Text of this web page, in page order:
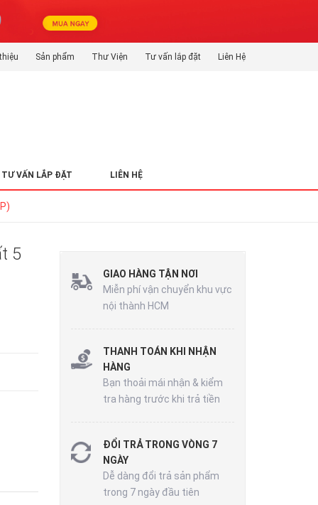
Sản phẩm Thư Viện Tư vấn lắp đặt Liên Hệ
TƯ VẤN LẮP ĐẶT LIÊN HỆ
5
GIAO HÀNG TẬN NƠI
Miễn phí vận chuyển khu vực
nội thành HCM
THANH TOÁN KHI NHẬN
HÀNG
Bạn thoải mái nhận & kiểm
tra hàng trước khi trả tiền
ĐỔI TRẢ TRONG VÒNG 7
NGÀY
Dễ dàng đổi trả sản phẩm
trong 7 ngày đầu tiên